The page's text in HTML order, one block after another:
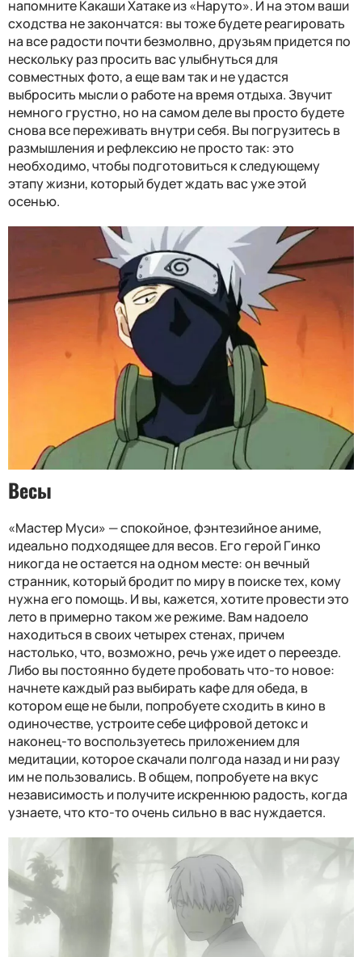
напомните Какаши Хатаке из «Наруто». И на этом ваши
сходства не закончатся: вы тоже будете реагировать
на все радости почти безмолвно, друзьям придется по
нескольку раз просить вас улыбнуться для
совместных фото, а еще вам так и не удастся
выбросить мысли о работе на время отдыха. Звучит
немного грустно, но на самом деле вы просто будете
снова все переживать внутри себя. Вы погрузитесь в
размышления и рефлексию не просто так: это
необходимо, чтобы подготовиться к следующему
этапу жизни, который будет ждать вас уже этой
осенью.
Весы
«Мастер Муси» — спокойное, фэнтезийное аниме,
идеально подходящее для весов. Его герой Гинко
никогда не остается на одном месте: он вечный
странник, который бродит по миру в поиске тех, кому
нужна его помощь. И вы, кажется, хотите провести это
лето в примерно таком же режиме. Вам надоело
находиться в своих четырех стенах, причем
настолько, что, возможно, речь уже идет о переезде.
Либо вы постоянно будете пробовать что-то новое:
начнете каждый раз выбирать кафе для обеда, в
котором еще не были, попробуете сходить в кино в
одиночестве, устроите себе цифровой детокс и
наконец-то воспользуетесь приложением для
медитации, которое скачали полгода назад и ни разу
им не пользовались. В общем, попробуете на вкус
независимость и получите искреннюю радость, когда
узнаете, что кто-то очень сильно в вас нуждается.